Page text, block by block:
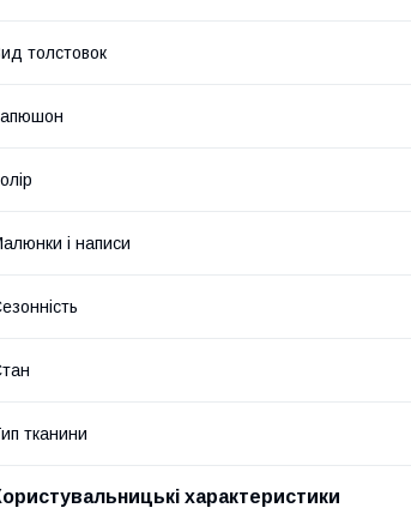
толстовок
і написи
тканини
характеристики